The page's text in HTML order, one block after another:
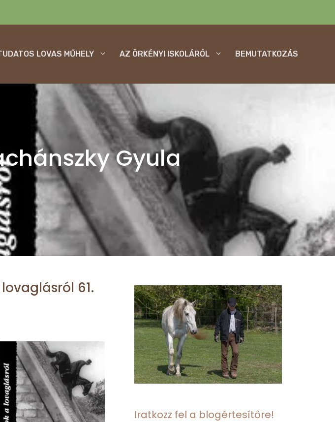
LOVAS MŰHELY AZ ÖRKÉNYI ISKOLÁRÓL BEMUTATKOZÁS
Gyula
61.
Iratkozz fel a blogértesítőre!